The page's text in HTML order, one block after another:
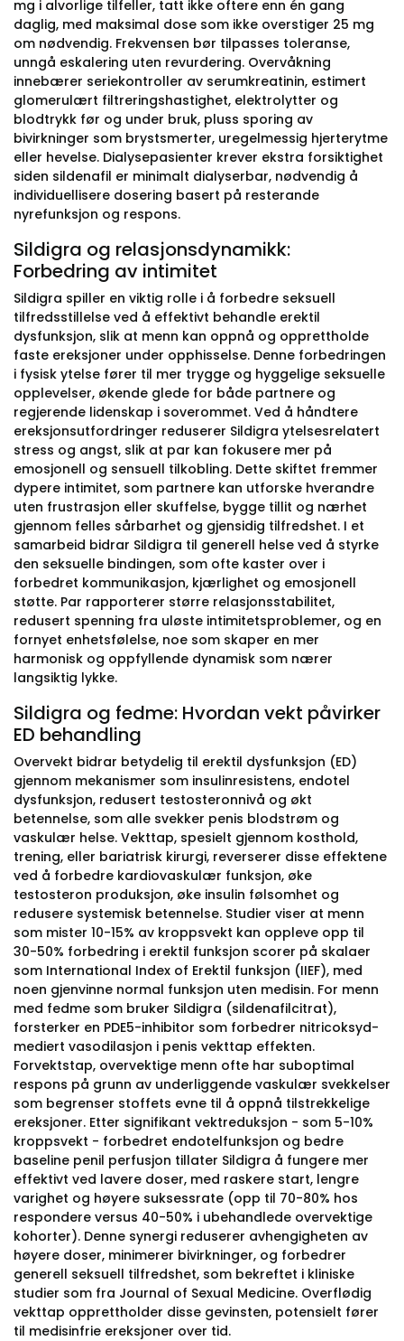
mg i alvorlige tilfeller, tatt ikke oftere enn én gang
daglig, med maksimal dose som ikke overstiger 25 mg
om nødvendig. Frekvensen bør tilpasses toleranse,
unngå eskalering uten revurdering. Overvåkning
innebærer seriekontroller av serumkreatinin, estimert
glomerulært filtreringshastighet, elektrolytter og
blodtrykk før og under bruk, pluss sporing av
bivirkninger som brystsmerter, uregelmessig hjerterytme
eller hevelse. Dialysepasienter krever ekstra forsiktighet
siden sildenafil er minimalt dialyserbar, nødvendig å
individuellisere dosering basert på resterande
nyrefunksjon og respons.
Sildigra og relasjonsdynamikk:
Forbedring av intimitet
Sildigra spiller en viktig rolle i å forbedre seksuell
tilfredsstillelse ved å effektivt behandle erektil
dysfunksjon, slik at menn kan oppnå og opprettholde
faste ereksjoner under opphisselse. Denne forbedringen
i fysisk ytelse fører til mer trygge og hyggelige seksuelle
opplevelser, økende glede for både partnere og
regjerende lidenskap i soverommet. Ved å håndtere
ereksjonsutfordringer reduserer Sildigra ytelsesrelatert
stress og angst, slik at par kan fokusere mer på
emosjonell og sensuell tilkobling. Dette skiftet fremmer
dypere intimitet, som partnere kan utforske hverandre
uten frustrasjon eller skuffelse, bygge tillit og nærhet
gjennom felles sårbarhet og gjensidig tilfredshet. I et
samarbeid bidrar Sildigra til generell helse ved å styrke
den seksuelle bindingen, som ofte kaster over i
forbedret kommunikasjon, kjærlighet og emosjonell
støtte. Par rapporterer større relasjonsstabilitet,
redusert spenning fra uløste intimitetsproblemer, og en
fornyet enhetsfølelse, noe som skaper en mer
harmonisk og oppfyllende dynamisk som nærer
langsiktig lykke.
Sildigra og fedme: Hvordan vekt påvirker
ED behandling
Overvekt bidrar betydelig til erektil dysfunksjon (ED)
gjennom mekanismer som insulinresistens, endotel
dysfunksjon, redusert testosteronnivå og økt
betennelse, som alle svekker penis blodstrøm og
vaskulær helse. Vekttap, spesielt gjennom kosthold,
trening, eller bariatrisk kirurgi, reverserer disse effektene
ved å forbedre kardiovaskulær funksjon, øke
testosteron produksjon, øke insulin følsomhet og
redusere systemisk betennelse. Studier viser at menn
som mister 10-15% av kroppsvekt kan oppleve opp til
30-50% forbedring i erektil funksjon scorer på skalaer
som International Index of Erektil funksjon (IIEF), med
noen gjenvinne normal funksjon uten medisin. For menn
med fedme som bruker Sildigra (sildenafilcitrat),
forsterker en PDE5-inhibitor som forbedrer nitricoksyd-
mediert vasodilasjon i penis vekttap effekten.
Forvektstap, overvektige menn ofte har suboptimal
respons på grunn av underliggende vaskulær svekkelser
som begrenser stoffets evne til å oppnå tilstrekkelige
ereksjoner. Etter signifikant vektreduksjon - som 5-10%
kroppsvekt - forbedret endotelfunksjon og bedre
baseline penil perfusjon tillater Sildigra å fungere mer
effektivt ved lavere doser, med raskere start, lengre
varighet og høyere suksessrate (opp til 70-80% hos
respondere versus 40-50% i ubehandlede overvektige
kohorter). Denne synergi reduserer avhengigheten av
høyere doser, minimerer bivirkninger, og forbedrer
generell seksuell tilfredshet, som bekreftet i kliniske
studier som fra Journal of Sexual Medicine. Overflødig
vekttap opprettholder disse gevinsten, potensielt fører
til medisinfrie ereksjoner over tid.